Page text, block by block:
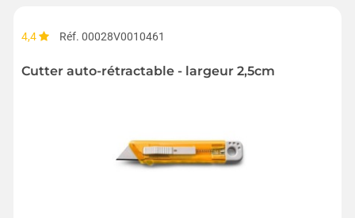
4,4 Réf. 00028V0010461
Cutter auto-rétractable - largeur 2,5cm